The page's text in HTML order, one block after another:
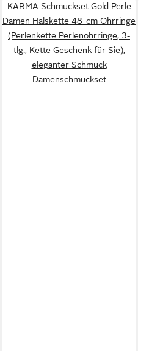
KARMA Schmuckset Gold Perle
Damen Halskette 48 cm Ohrringe
(Perlenkette Perlenohrringe, 3-
tlg., Kette Geschenk für Sie),
eleganter Schmuck
Damenschmuckset